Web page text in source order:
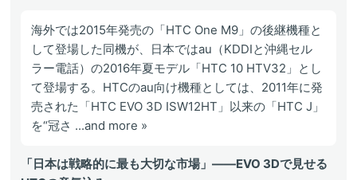
海外では2015年発売の「HTC One M9」の後継機種と
して登場した同機が、日本ではau（KDDIと沖縄セル
ラー電話）の2016年夏モデル「HTC 10 HTV32」とし
て登場する。HTCのau向け機種としては、2011年に発
売された「HTC EVO 3D ISW12HT」以来の「HTC J」
を“冠さ ...and more »
「日本は戦略的に最も大切な市場」――EVO 3Dで見せる